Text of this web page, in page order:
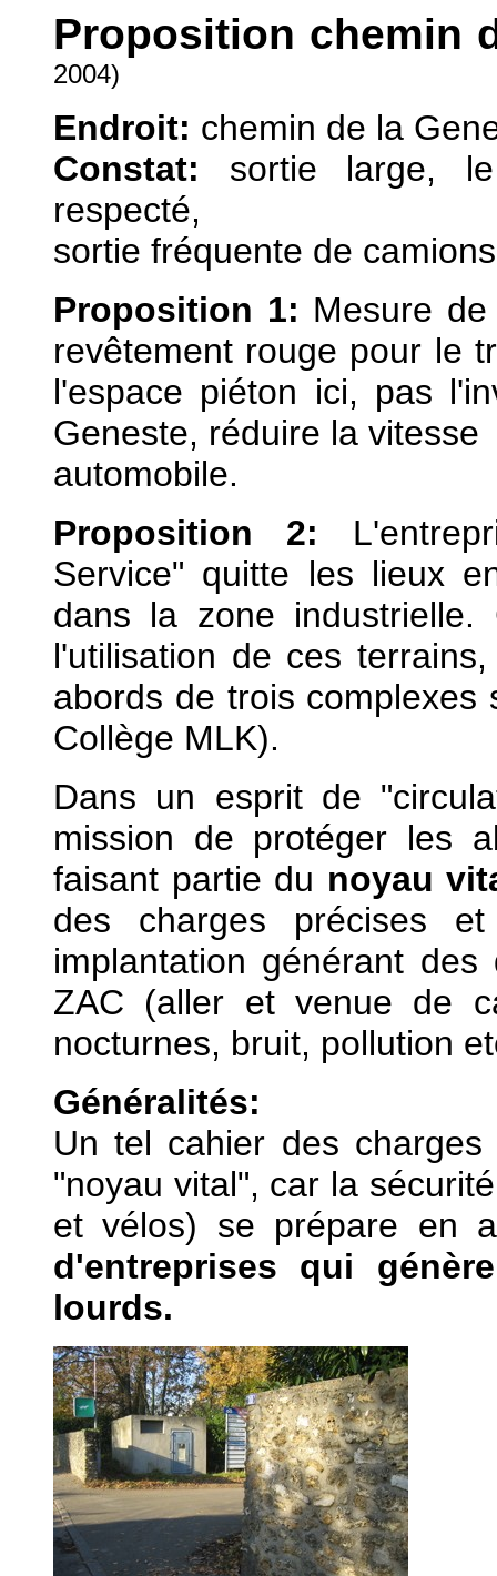
Proposition chemin
2004)
Endroit: chemin de la
Constat: sortie large,
respecté,
sortie fréquente de
Proposition 1: Mesure
revêtement rouge pour le
l'espace piéton ici, pas
Geneste, réduire la vitesse
automobile.
Proposition 2:
Service" quitte les lieux
dans la zone
l'utilisation de ces
abords de trois complexes
Collège MLK).
Dans un esprit de
mission de protéger les
faisant partie du noyau
des charges précises
implantation générant
ZAC (aller et venue de
nocturnes, bruit, pollution
Généralités:
Un tel cahier des
"noyau vital", car la
et vélos) se prépare en
d'entreprises qui
lourds.